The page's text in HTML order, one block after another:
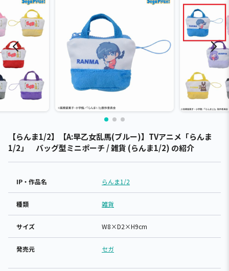
【らんま1/2】【A:早乙女乱馬(ブルー)】TVアニメ「らんま
1/2」 バッグ型ミニポーチ / 雑貨 (らんま1/2) の紹介
IP・作品名 らんま1/2
種類 雑貨
サイズ W8×D2×H9cm
発売元 セガ